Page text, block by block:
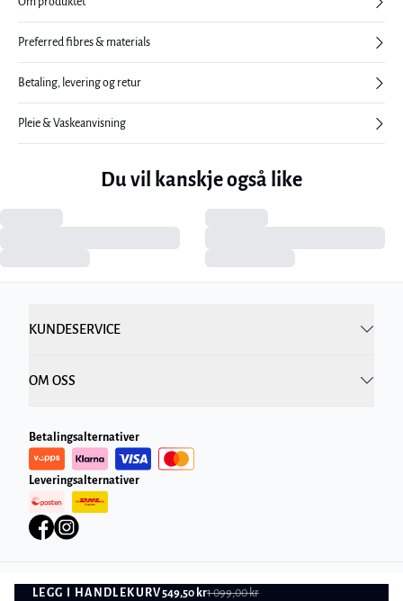
LEGG I HANDLEKURV549,50 kr1 099,00 kr
Preferred fibres & materials
Betaling, levering og retur
Pleie & Vaskeanvisning
Du vil kanskje også like
KUNDESERVICE
OM OSS
Betalingsalternativer
Leveringsalternativer
Personvernregler Vilkår og betingelser